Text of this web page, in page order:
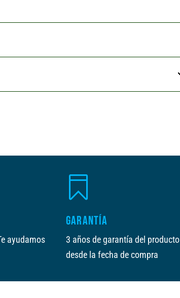
ayudamos

GARANTÍA
3 años de garantía del producto
desde la fecha de compra